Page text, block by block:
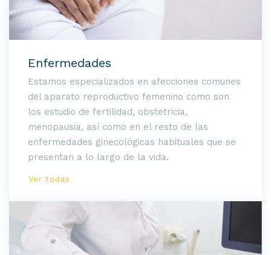
Enfermedades
Estamos especializados en afecciones comunes
del aparato reproductivo femenino como son
los estudio de fertilidad, obstetricia,
menopausia, así como en el resto de las
enfermedades ginecológicas habituales que se
presentan a lo largo de la vida.
Ver todas